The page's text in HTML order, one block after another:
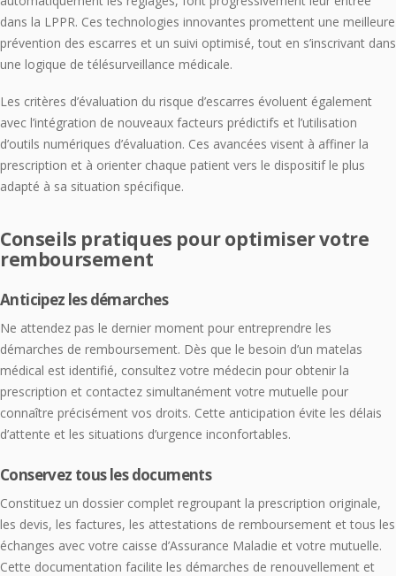
dans la LPPR. Ces technologies innovantes promettent une meilleure
prévention des escarres et un suivi optimisé, tout en s’inscrivant dans
une logique de télésurveillance médicale.
Les critères d’évaluation du risque d’escarres évoluent également
avec l’intégration de nouveaux facteurs prédictifs et l’utilisation
d’outils numériques d’évaluation. Ces avancées visent à affiner la
prescription et à orienter chaque patient vers le dispositif le plus
adapté à sa situation spécifique.
Conseils pratiques pour optimiser votre
remboursement
Anticipez les démarches
Ne attendez pas le dernier moment pour entreprendre les
démarches de remboursement. Dès que le besoin d’un matelas
médical est identifié, consultez votre médecin pour obtenir la
prescription et contactez simultanément votre mutuelle pour
connaître précisément vos droits. Cette anticipation évite les délais
d’attente et les situations d’urgence inconfortables.
Conservez tous les documents
Constituez un dossier complet regroupant la prescription originale,
les devis, les factures, les attestations de remboursement et tous les
échanges avec votre caisse d’Assurance Maladie et votre mutuelle.
Cette documentation facilite les démarches de renouvellement et